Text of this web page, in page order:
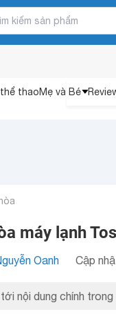
thaoMẹ và Bé
máy lạnh
Oanh Cập
nội dung chính trong